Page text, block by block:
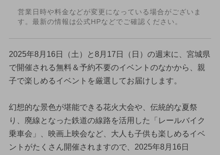
営業日時や料金などが変更になっている場合がございま
す。最新の情報は公式HPなどでご確認ください。
2025年8月16日（土）と8月17日（日）の週末に、宮城県
で開催される無料＆予約不要のイベントのなかから、親
子で楽しめるイベントを厳選してお届けします。
幻想的な景色が堪能できる花火大会や、伝統的な夏祭
り、廃線となった鉄道の線路を活用した「レールバイク
乗車会」、映画上映会など、大人も子供も楽しめるイベ
ントがたくさん開催されますので、2025年8月16日